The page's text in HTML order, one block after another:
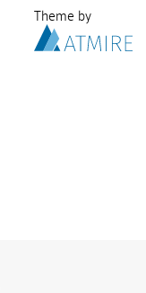
Theme by